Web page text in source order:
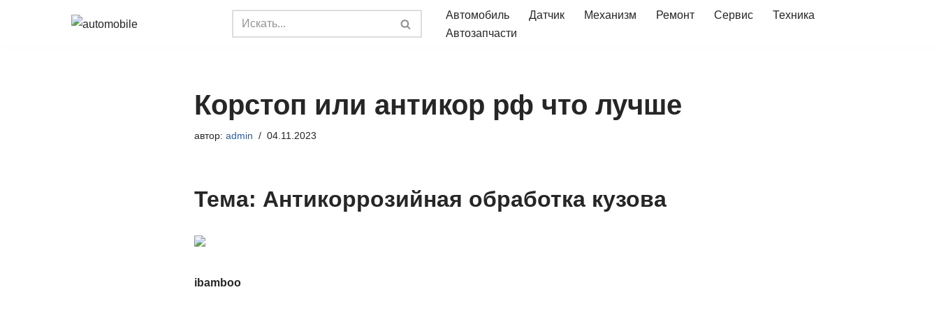
Автомобиль Датчик Механизм Ремонт Сервис
Техника
Автозапчасти
Корстоп или антикор рф что лучше
автор: admin 04.11.2023
Тема: Антикоррозийная обработка кузова
ibamboo